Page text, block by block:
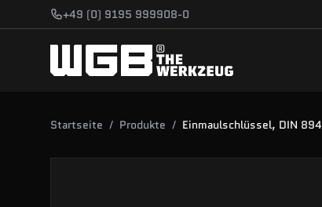
Zum Hauptinhalt springen
+49 (0) 9195 999908-0
Startseite / Produkte / Einmaulschlüssel, DIN 894